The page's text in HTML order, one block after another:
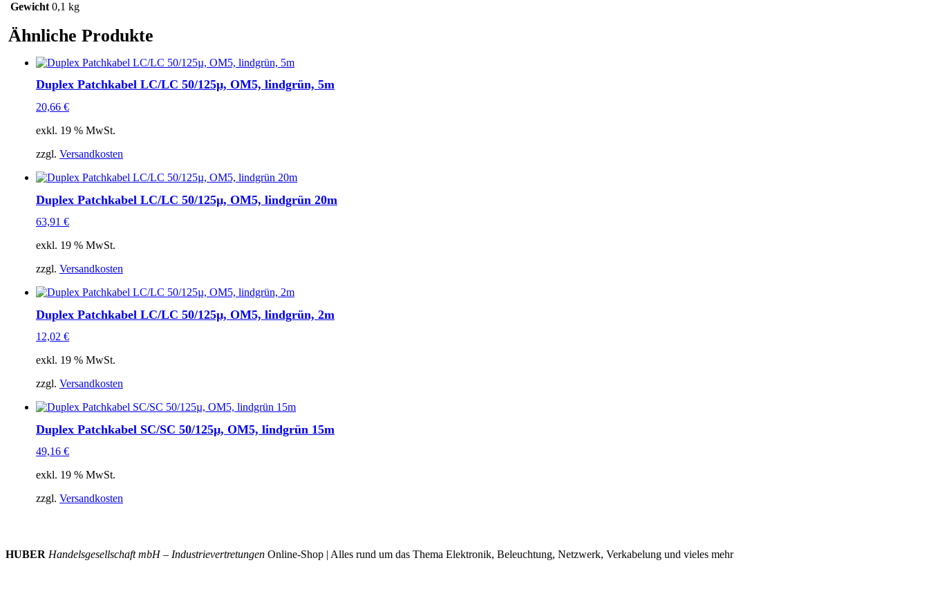
Gewicht 0,1 kg
Ähnliche Produkte
Duplex Patchkabel LC/LC 50/125µ, OM5, lindgrün, 5m
20,66 €
exkl. 19 % MwSt.
zzgl. Versandkosten
Duplex Patchkabel LC/LC 50/125µ, OM5, lindgrün 20m
63,91 €
exkl. 19 % MwSt.
zzgl. Versandkosten
Duplex Patchkabel LC/LC 50/125µ, OM5, lindgrün, 2m
12,02 €
exkl. 19 % MwSt.
zzgl. Versandkosten
Duplex Patchkabel SC/SC 50/125µ, OM5, lindgrün 15m
49,16 €
exkl. 19 % MwSt.
zzgl. Versandkosten
HUBER Handelsgesellschaft mbH – Industrievertretungen Online-Shop | Alles rund um das Thema Elektronik, Beleuchtung, Netzwerk, Verkabelung und vieles mehr